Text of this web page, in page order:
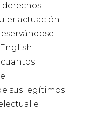
actuación
cuantos
sus legítimos
e